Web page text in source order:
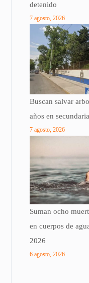
detenido
7 agosto, 2026
Buscan salvar
años en
7 agosto, 2026
Suman ocho
en cuerpos de
2026
6 agosto, 2026